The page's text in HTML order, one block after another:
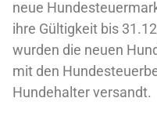
neue
ihre Gültigkeit bis
wurden die neuen
mit den
Hundehalter versandt.